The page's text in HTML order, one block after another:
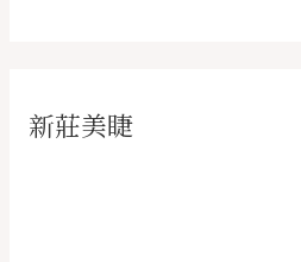
新莊美睫